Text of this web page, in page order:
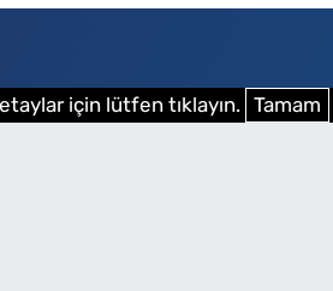
için lütfen tıklayın. Tamam